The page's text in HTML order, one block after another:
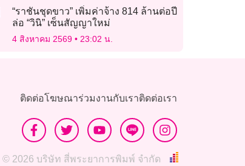
“ราชันชุดขาว” เพิ่มค่าจ้าง 814 ล้านต่อปี
ล่อ “วินิ” เซ็นสัญญาใหม่
4 สิงหาคม 2569 23:02 น.
ติดต่อโฆษณาร่วมงานกับเราติดต่อเรา
© 2026 บริษัท สี่พระยาการพิมพ์ จำกัด